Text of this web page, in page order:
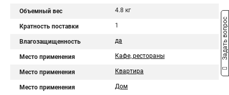
Объемный вес 4.8 кг
Кратность поставки 1
Влагозащищенность да
Место применения Кафе, рестораны
Место применения Квартира
Место применения Дом
Задать вопрос